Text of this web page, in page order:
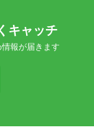
キャッチ
報が届きます